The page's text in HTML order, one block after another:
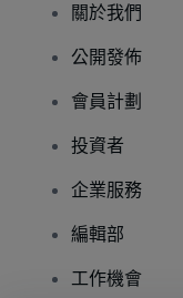
關於我們
公開發佈
會員計劃
投資者
企業服務
編輯部
工作機會